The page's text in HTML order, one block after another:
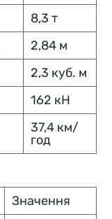
8,3 т
2,84 м
2,3 куб. м
162 кН
37,4 км/
год
Значення